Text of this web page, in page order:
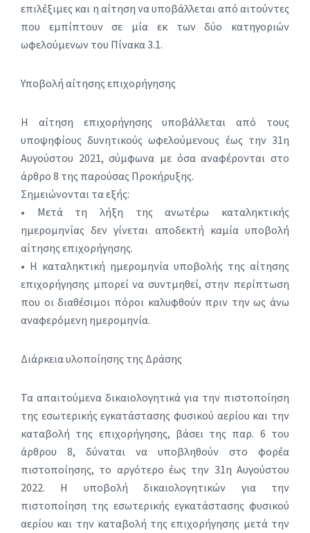
επιλέξιμες και η αίτηση να υποβάλλεται από αιτούντες
που εμπίπτουν σε μία εκ των δύο κατηγοριών
ωφελούμενων του Πίνακα 3.1.
Υποβολή αίτησης επιχορήγησης
Η αίτηση επιχορήγησης υποβάλλεται από τους
υποψηφίους δυνητικούς ωφελούμενους έως την 31η
Αυγούστου 2021, σύμφωνα με όσα αναφέρονται στο
άρθρο 8 της παρούσας Προκήρυξης.
Σημειώνονται τα εξής:
• Μετά τη λήξη της ανωτέρω καταληκτικής
ημερομηνίας δεν γίνεται αποδεκτή καμία υποβολή
αίτησης επιχορήγησης.
• Η καταληκτική ημερομηνία υποβολής της αίτησης
επιχορήγησης μπορεί να συντμηθεί, στην περίπτωση
που οι διαθέσιμοι πόροι καλυφθούν πριν την ως άνω
αναφερόμενη ημερομηνία.
Διάρκεια υλοποίησης της Δράσης
Τα απαιτούμενα δικαιολογητικά για την πιστοποίηση
της εσωτερικής εγκατάστασης φυσικού αερίου και την
καταβολή της επιχορήγησης, βάσει της παρ. 6 του
άρθρου 8, δύναται να υποβληθούν στο φορέα
πιστοποίησης, το αργότερο έως την 31η Αυγούστου
2022. Η υποβολή δικαιολογητικών για την
πιστοποίηση της εσωτερικής εγκατάστασης φυσικού
αερίου και την καταβολή της επιχορήγησης μετά την